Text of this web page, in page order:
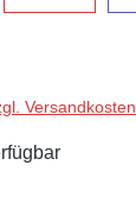
Versandkosten